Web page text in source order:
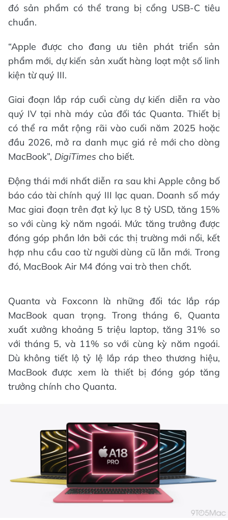
đó sản phẩm có thể trang bị cổng USB-C tiêu
chuẩn.
“Apple được cho đang ưu tiên phát triển sản
phẩm mới, dự kiến sản xuất hàng loạt một số linh
kiện từ quý III.
Giai đoạn lắp ráp cuối cùng dự kiến diễn ra vào
quý IV tại nhà máy của đối tác Quanta. Thiết bị
có thể ra mắt rộng rãi vào cuối năm 2025 hoặc
đầu 2026, mở ra danh mục giá rẻ mới cho dòng
MacBook”, DigiTimes cho biết.
Động thái mới nhất diễn ra sau khi Apple công bố
báo cáo tài chính quý III lạc quan. Doanh số máy
Mac giai đoạn trên đạt kỷ lục 8 tỷ USD, tăng 15%
so với cùng kỳ năm ngoái. Mức tăng trưởng được
đóng góp phần lớn bởi các thị trường mới nổi, kết
hợp nhu cầu cao từ người dùng cũ lẫn mới. Trong
đó, MacBook Air M4 đóng vai trò then chốt.
Quanta và Foxconn là những đối tác lắp ráp
MacBook quan trọng. Trong tháng 6, Quanta
xuất xưởng khoảng 5 triệu laptop, tăng 31% so
với tháng 5, và 11% so với cùng kỳ năm ngoái.
Dù không tiết lộ tỷ lệ lắp ráp theo thương hiệu,
MacBook được xem là thiết bị đóng góp tăng
trưởng chính cho Quanta.